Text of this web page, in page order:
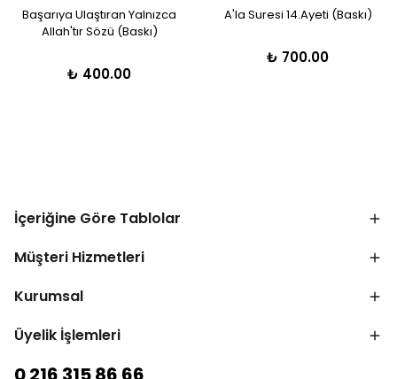
Başarıya Ulaştıran Yalnızca
Allah'tır Sözü (Baskı)
₺ 400.00
A'la Suresi 14.Ayeti (Baskı)
₺ 700.00
İçeriğine Göre Tablolar
Müşteri Hizmetleri
Kurumsal
Üyelik İşlemleri